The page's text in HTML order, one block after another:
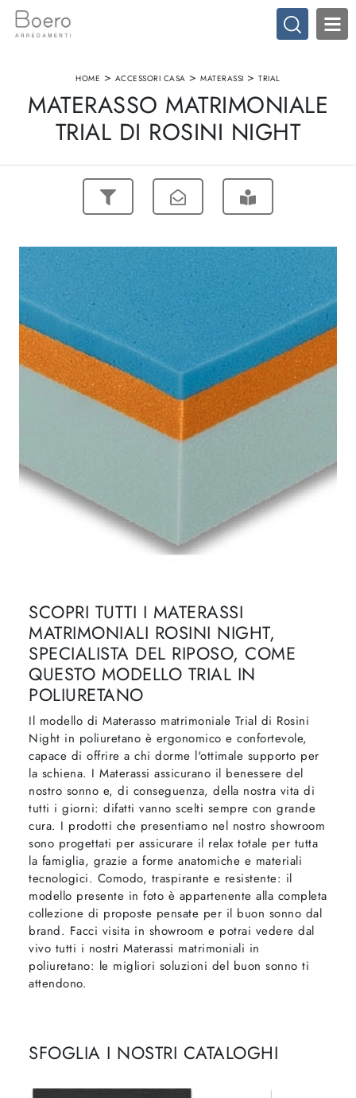
HOME > ACCESSORI CASA >MATERASSI >TRIAL
MATERASSO MATRIMONIALE
TRIAL DI ROSINI NIGHT
SCOPRI TUTTI I MATERASSI
MATRIMONIALI ROSINI NIGHT,
SPECIALISTA DEL RIPOSO, COME
QUESTO MODELLO TRIAL IN
POLIURETANO
Il modello di Materasso matrimoniale Trial di Rosini
Night in poliuretano è ergonomico e confortevole,
capace di offrire a chi dorme l'ottimale supporto per
la schiena. I Materassi assicurano il benessere del
nostro sonno e, di conseguenza, della nostra vita di
tutti i giorni: difatti vanno scelti sempre con grande
cura. I prodotti che presentiamo nel nostro showroom
sono progettati per assicurare il relax totale per tutta
la famiglia, grazie a forme anatomiche e materiali
tecnologici. Comodo, traspirante e resistente: il
modello presente in foto è appartenente alla completa
collezione di proposte pensate per il buon sonno dal
brand. Facci visita in showroom e potrai vedere dal
vivo tutti i nostri Materassi matrimoniali in
poliuretano: le migliori soluzioni del buon sonno ti
attendono.
SFOGLIA I NOSTRI CATALOGHI